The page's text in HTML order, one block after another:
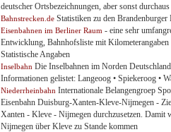
deutscher Ortsbezeichnungen, aber sonst
Bahnstrecken.de Statistiken zu den Brandenburger
Eisenbahnen im Berliner Raum - eine sehr
Entwicklung, Bahnhofsliste mit
Statistische Angaben
Inselbahn Die Inselbahnen im Norden
Informationen gelistet: Langeoog • Spiekeroog •
Niederrheinbahn Internationale Belangengroep
Eisenbahn Duisburg-Xanten-Kleve-Nijmegen -
Xanten - Kleve - Nijmegen durchzusetzen. Damit
Nijmegen über Kleve zu Stande kommen